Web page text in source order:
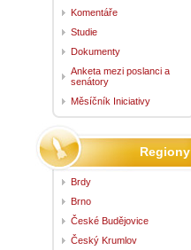
Komentáře
Studie
Dokumenty
Anketa mezi poslanci a
senátory
Měsíčník Iniciativy
Regiony
Brdy
Brno
České Budějovice
Český Krumlov